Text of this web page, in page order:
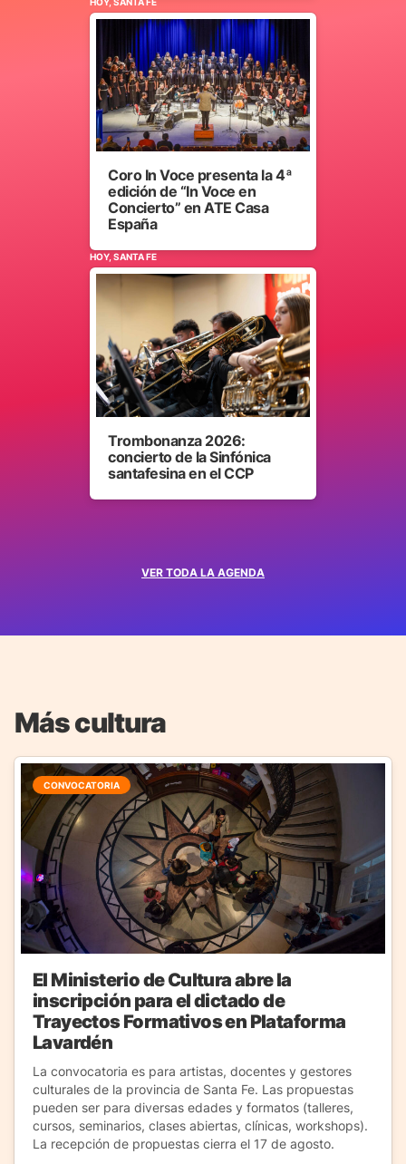
VER TODA LA AGENDA
Coro In Voce presenta la 4ª
edición de “In Voce en
Concierto” en ATE Casa
España
HOY, SANTA FE
Trombonanza 2026:
concierto de la Sinfónica
santafesina en el CCP
Más cultura
CONVOCATORIA
El Ministerio de Cultura abre la
inscripción para el dictado de
Trayectos Formativos en Plataforma
Lavardén
La convocatoria es para artistas, docentes y gestores
culturales de la provincia de Santa Fe. Las propuestas
pueden ser para diversas edades y formatos (talleres,
cursos, seminarios, clases abiertas, clínicas, workshops).
La recepción de propuestas cierra el 17 de agosto.